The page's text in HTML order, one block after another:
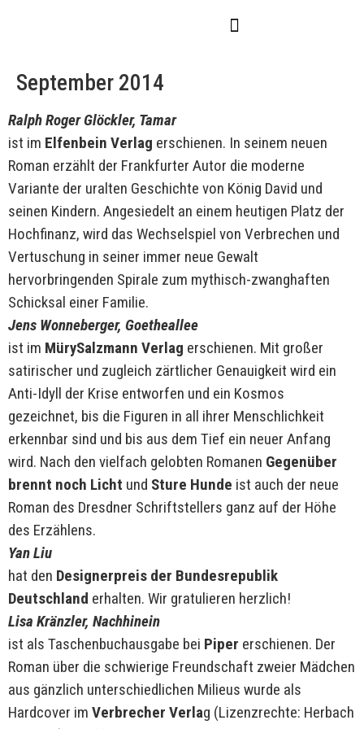
September 2014
Ralph Roger Glöckler, Tamar
ist im Elfenbein Verlag erschienen. In seinem neuen
Roman erzählt der Frankfurter Autor die moderne
Variante der uralten Geschichte von König David und
seinen Kindern. Angesiedelt an einem heutigen Platz der
Hochfinanz, wird das Wechselspiel von Verbrechen und
Vertuschung in seiner immer neue Gewalt
hervorbringenden Spirale zum mythisch-zwanghaften
Schicksal einer Familie.
Jens Wonneberger, Goetheallee
ist im MürySalzmann Verlag erschienen. Mit großer
satirischer und zugleich zärtlicher Genauigkeit wird ein
Anti-Idyll der Krise entworfen und ein Kosmos
gezeichnet, bis die Figuren in all ihrer Menschlichkeit
erkennbar sind und bis aus dem Tief ein neuer Anfang
wird. Nach den vielfach gelobten Romanen Gegenüber
brennt noch Licht und Sture Hunde ist auch der neue
Roman des Dresdner Schriftstellers ganz auf der Höhe
des Erzählens.
Yan Liu
hat den Designerpreis der Bundesrepublik
Deutschland erhalten. Wir gratulieren herzlich!
Lisa Kränzler, Nachhinein
ist als Taschenbuchausgabe bei Piper erschienen. Der
Roman über die schwierige Freundschaft zweier Mädchen
aus gänzlich unterschiedlichen Milieus wurde als
Hardcover im Verbrecher Verlag (Lizenzrechte: Herbach